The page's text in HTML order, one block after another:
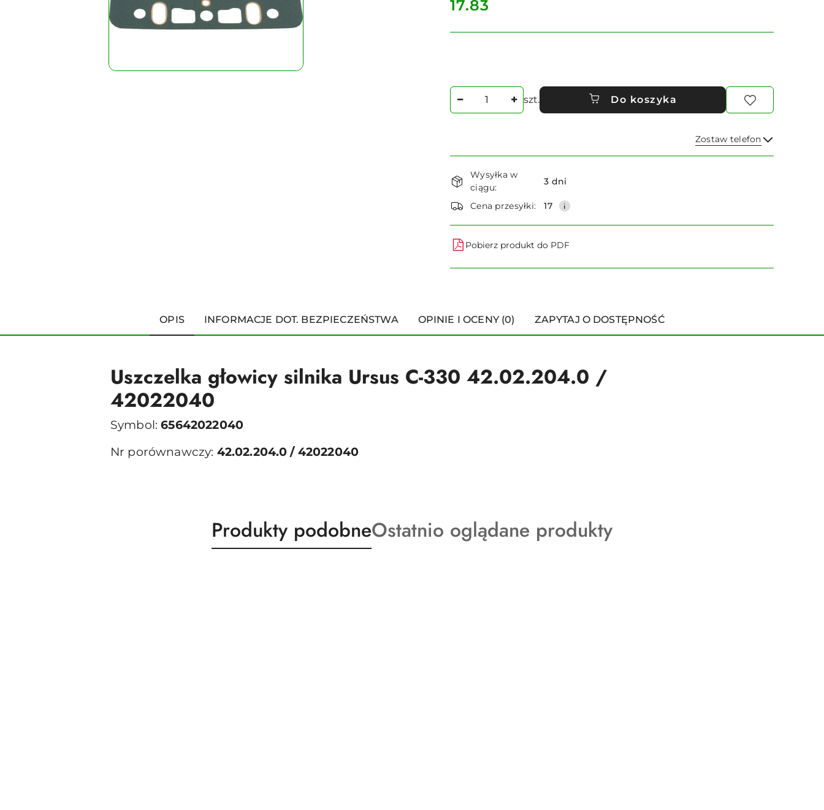
cena:
17.83
Ilość
szt. Do koszyka
Zostaw telefon
Wyślij
Dostępność
i
dostawa
Wysyłka w
ciągu:
3 dni
Cena przesyłki: 17
Pobierz produkt do PDF
OPIS INFORMACJE DOT. BEZPIECZEŃSTWA OPINIE I OCENY (0) ZAPYTAJ O DOSTĘPNOŚĆ
Uszczelka głowicy silnika Ursus C-330 42.02.204.0 /
42022040
Symbol:65642022040
Nr porównawczy: 42.02.204.0 / 42022040
Produkty
o
Produkty podobneProdukty
o
Ostatnio oglądane produkty